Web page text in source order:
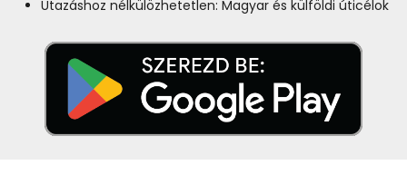
Utazáshoz nélkülözhetetlen: Magyar és külföldi úticélok